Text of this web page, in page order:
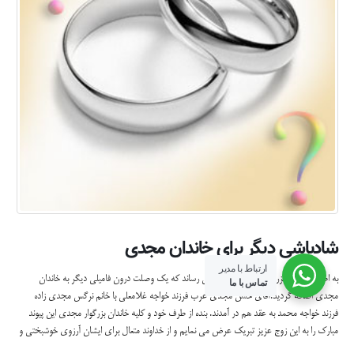
شادباشی ديگر برای خاندان مجدی
به اطلاع خاندان بزرگ و معظم مجدی مي رساند كه يك وصلت درون فاميلی ديگر به خاندان
مجدی اضافه گرديد.آقاي حسن مجدی عرب فرزند خواجه غلامعلي با خانم نرگس مجدی زاده
فرزند خواجه محمد به عقد هم در آمدند. بنده از طرف خود و كليه خاندان بزرگوار مجدی اين پيوند
مبارك را به اين زوج عزيز تبريك عرض مي نمايم و از خداوند متعال برای ايشان آرزوی خوشبختی و
تمامی حقوق این وبسایت متعلق به وبسایت رسمی خاندان مجدی می باشد
ارتباط با مدیر
تماس با ما